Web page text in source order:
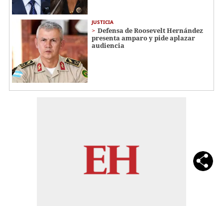
JUSTICIA
Defensa de Roosevelt Hernández
presenta amparo y pide aplazar
audiencia